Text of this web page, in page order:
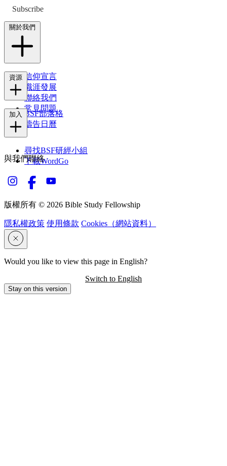
Subscribe
關於我們
信仰宣言
職涯發展
聯絡我們
常見問題
資源
BSF部落格
禱告日曆
加入
尋找BSF研經小組
下載WordGo
與我們聯絡
版權所有 © 2026 Bible Study Fellowship
隱私權政策 使用條款 Cookies（網站資料）
Would you like to view this page in English?
Switch to English
Stay on this version